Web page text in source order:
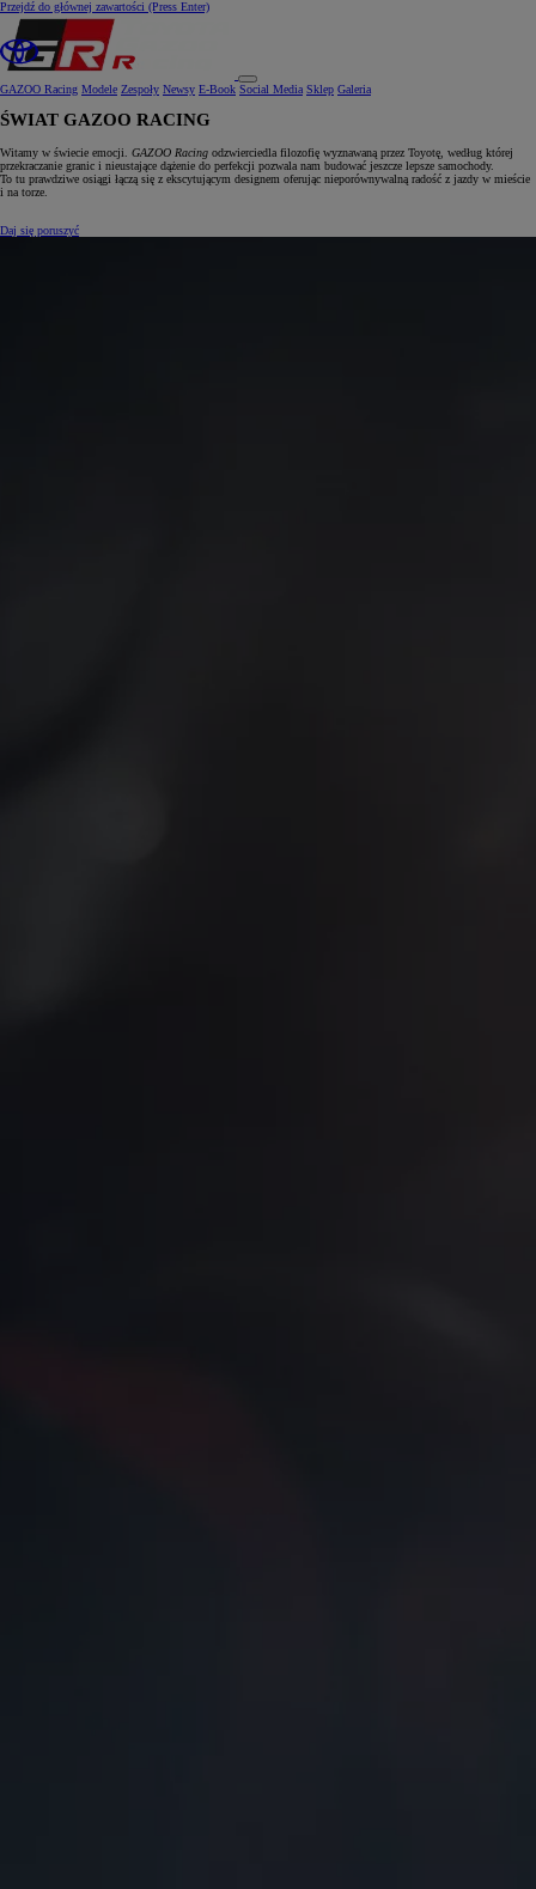
Przejdź do głównej zawartości (Press Enter)
GAZOO Racing Modele Zespoły Newsy E‑Book Social Media Sklep Galeria
ŚWIAT GAZOO RACING
Witamy w świecie emocji. GAZOO Racing odzwierciedla filozofię wyznawaną przez Toyotę, według której
przekraczanie granic i nieustające dążenie do perfekcji pozwala nam budować jeszcze lepsze samochody.
To tu prawdziwe osiągi łączą się z ekscytującym designem oferując nieporównywalną radość z jazdy w mieście
i na torze.
Daj się poruszyć